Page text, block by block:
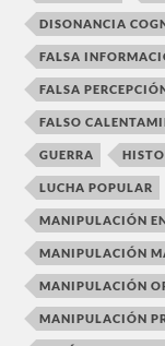
DISONANCIA
FALSA
FALSA
FALSO
GUERRA
LUCHA POPULAR
MANIPULACIÓN
MANIPULACIÓN
MANIPULACIÓN
MANIPULACIÓN